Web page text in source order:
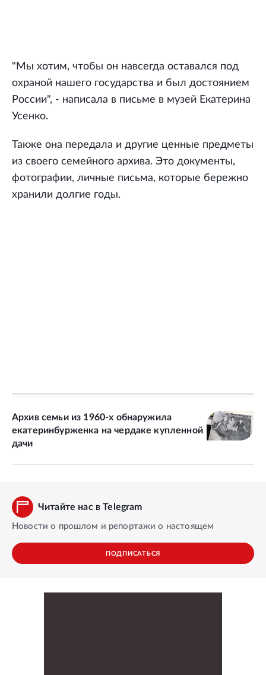
"Мы хотим, чтобы он навсегда оставался под
охраной нашего государства и был достоянием
России", - написала в письме в музей Екатерина
Усенко.
Также она передала и другие ценные предметы
из своего семейного архива. Это документы,
фотографии, личные письма, которые бережно
хранили долгие годы.
Архив семьи из 1960-х обнаружила
екатеринбурженка на чердаке купленной
дачи
Читайте нас в Telegram
Новости о прошлом и репортажи о настоящем
ПОДПИСАТЬСЯ